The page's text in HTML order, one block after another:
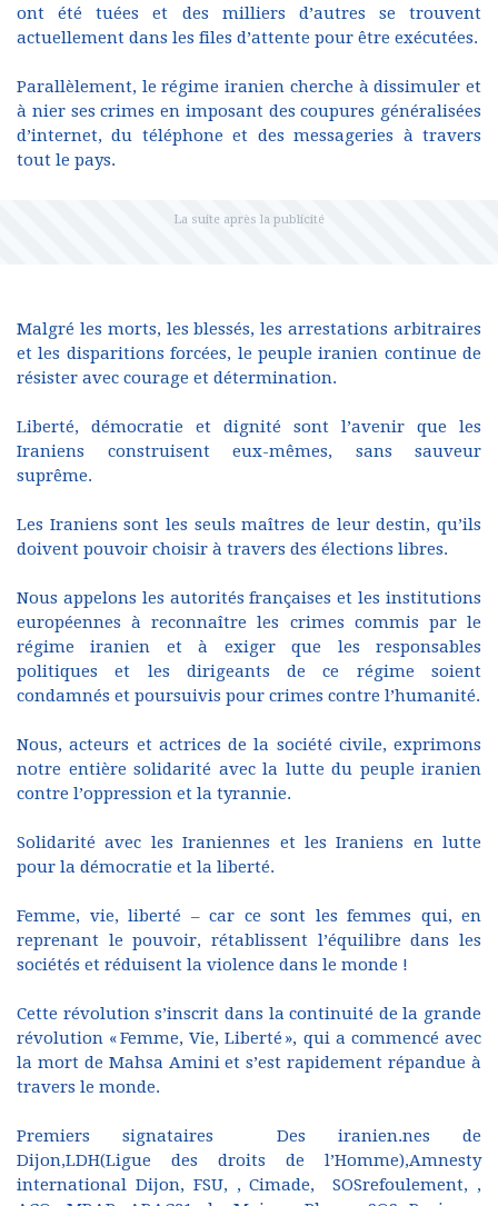
ont été tuées et des milliers d’autres se trouvent
actuellement dans les files d’attente pour être exécutées.
Parallèlement, le régime iranien cherche à dissimuler et
à nier ses crimes en imposant des coupures généralisées
d’internet, du téléphone et des messageries à travers
tout le pays.
Malgré les morts, les blessés, les arrestations arbitraires
et les disparitions forcées, le peuple iranien continue de
résister avec courage et détermination.
Liberté, démocratie et dignité sont l’avenir que les
Iraniens construisent eux-mêmes, sans sauveur
suprême.
Les Iraniens sont les seuls maîtres de leur destin, qu’ils
doivent pouvoir choisir à travers des élections libres.
Nous appelons les autorités françaises et les institutions
européennes à reconnaître les crimes commis par le
régime iranien et à exiger que les responsables
politiques et les dirigeants de ce régime soient
condamnés et poursuivis pour crimes contre l’humanité.
Nous, acteurs et actrices de la société civile, exprimons
notre entière solidarité avec la lutte du peuple iranien
contre l’oppression et la tyrannie.
Solidarité avec les Iraniennes et les Iraniens en lutte
pour la démocratie et la liberté.
Femme, vie, liberté – car ce sont les femmes qui, en
reprenant le pouvoir, rétablissent l’équilibre dans les
sociétés et réduisent la violence dans le monde !
Cette révolution s’inscrit dans la continuité de la grande
révolution « Femme, Vie, Liberté », qui a commencé avec
la mort de Mahsa Amini et s’est rapidement répandue à
travers le monde.
Premiers signataires Des iranien.nes de
Dijon,LDH(Ligue des droits de l’Homme),Amnesty
international Dijon, FSU, , Cimade, SOSrefoulement, ,